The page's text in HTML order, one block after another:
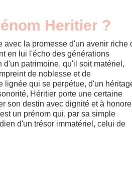
Heritier ?
avec la promesse d'un avenir riche
en lui l'écho des générations
patrimoine, qu'il soit matériel,
de noblesse et de
lignée qui se perpétue, d'un
Héritier porte une certaine
son destin avec dignité et à
un prénom qui, par sa simple
d'un trésor immatériel, celui de